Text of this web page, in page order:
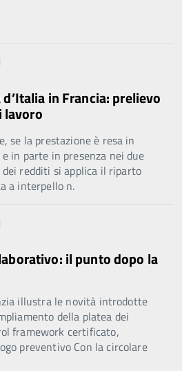
in Francia: prelievo
lavoro
se la prestazione è resa in
in parte in presenza nei due
dei redditi si applica il riparto
a interpello n.
il punto dopo la
illustra le novità introdotte
della platea dei
framework certificato,
preventivo Con la circolare